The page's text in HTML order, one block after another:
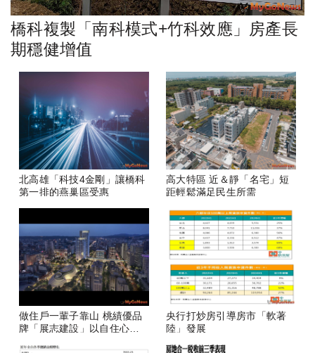
橋科複製「南科模式+竹科效應」房產長
期穩健增值
北高雄「科技4金剛」讓橋科
第一排的燕巢區受惠
高大特區 近＆靜「名宅」短
距輕鬆滿足民生所需
做住戶一輩子靠山 桃績優品
牌「展志建設」以自住心蓋
央行打炒房引導房市「軟著
陸」發展